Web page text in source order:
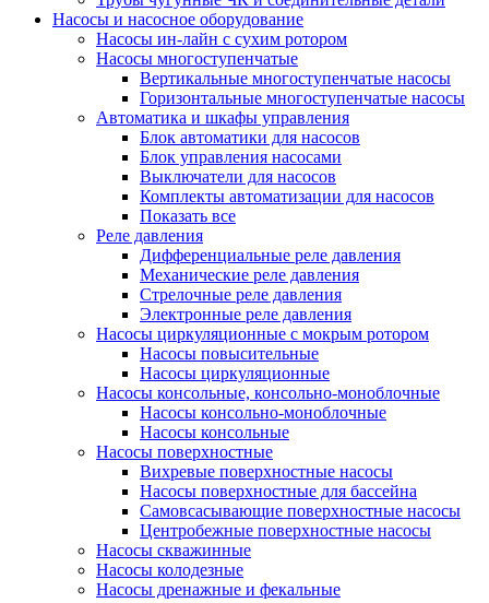
Насосы и насосное оборудование
Насосы ин-лайн с сухим ротором
Насосы многоступенчатые
Вертикальные многоступенчатые насосы
Горизонтальные многоступенчатые насосы
Автоматика и шкафы управления
Блок автоматики для насосов
Блок управления насосами
Выключатели для насосов
Комплекты автоматизации для насосов
Показать все
Реле давления
Дифференциальные реле давления
Механические реле давления
Стрелочные реле давления
Электронные реле давления
Насосы циркуляционные с мокрым ротором
Насосы повысительные
Насосы циркуляционные
Насосы консольные, консольно-моноблочные
Насосы консольно-моноблочные
Насосы консольные
Насосы поверхностные
Вихревые поверхностные насосы
Насосы поверхностные для бассейна
Самовсасывающие поверхностные насосы
Центробежные поверхностные насосы
Насосы скважинные
Насосы колодезные
Насосы дренажные и фекальные